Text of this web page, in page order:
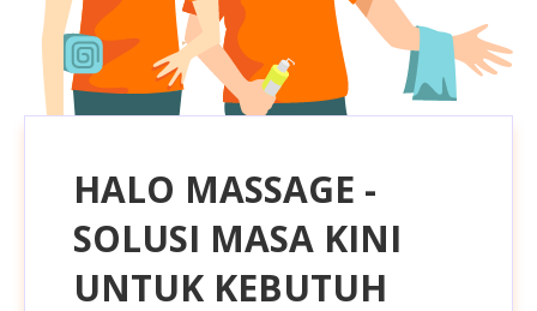
HALO MASSAGE -
SOLUSI MASA KINI
UNTUK KEBUTUH